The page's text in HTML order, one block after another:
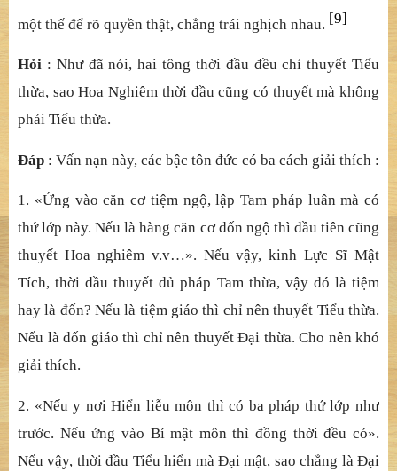
một thế để rõ quyền thật, chẳng trái nghịch nhau. [9]
Hỏi : Như đã nói, hai tông thời đầu đều chỉ thuyết Tiểu
thừa, sao Hoa Nghiêm thời đầu cũng có thuyết mà không
phải Tiểu thừa.
Đáp : Vấn nạn này, các bậc tôn đức có ba cách giải thích :
1. «Ứng vào căn cơ tiệm ngộ, lập Tam pháp luân mà có
thứ lớp này. Nếu là hàng căn cơ đốn ngộ thì đầu tiên cũng
thuyết Hoa nghiêm v.v…». Nếu vậy, kinh Lực Sĩ Mật
Tích, thời đầu thuyết đủ pháp Tam thừa, vậy đó là tiệm
hay là đốn? Nếu là tiệm giáo thì chỉ nên thuyết Tiểu thừa.
Nếu là đốn giáo thì chỉ nên thuyết Đại thừa. Cho nên khó
giải thích.
2. «Nếu y nơi Hiển liễu môn thì có ba pháp thứ lớp như
trước. Nếu ứng vào Bí mật môn thì đồng thời đều có».
Nếu vậy, thời đầu Tiểu hiển mà Đại mật, sao chẳng là Đại